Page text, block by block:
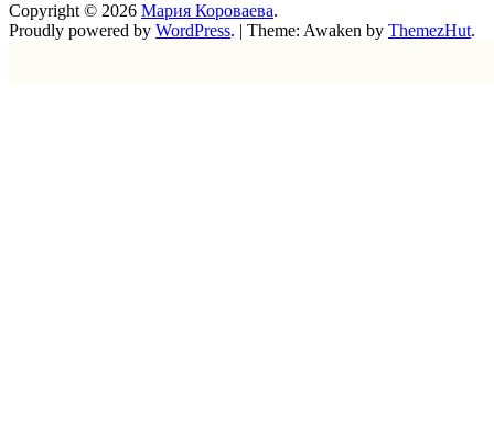
Copyright © 2026 Мария Короваева.
Proudly powered by WordPress. | Theme: Awaken by ThemezHut.